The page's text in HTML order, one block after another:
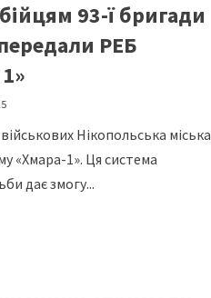
93-ї бригади
РЕБ
Нікопольська міська
«Хмара-1». Ця система
дає змогу...